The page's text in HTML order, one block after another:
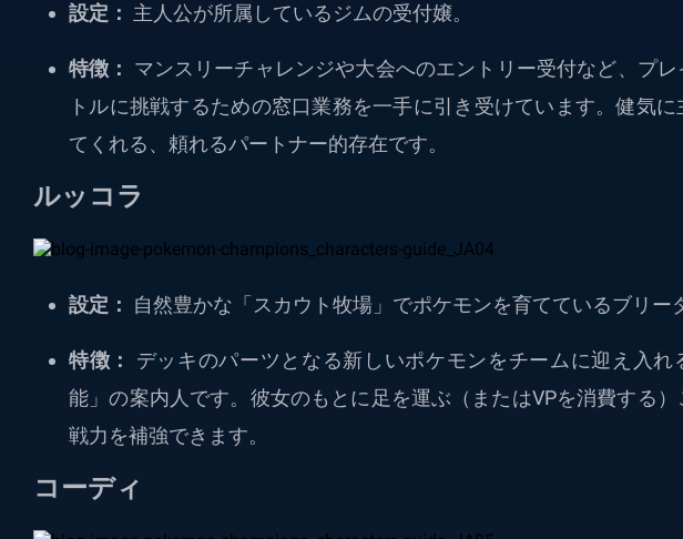
設定： 主人公が所属しているジムの受付嬢。
特徴：
マンスリーチャレンジや大会へのエントリー受付など、プ
トルに挑戦するための窓口業務を一手に引き受けています。健気に
てくれる、頼れるパートナー的存在です。
ルッコラ
設定： 自然豊かな「スカウト牧場」でポケモンを育てているブリー
特徴：
デッキのパーツとなる新しいポケモンをチームに迎え入れ
能」の案内人です。彼女のもとに足を運ぶ（またはVPを消費する
戦力を補強できます。
コーディ